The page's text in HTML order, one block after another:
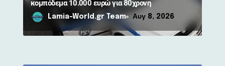
κομπόδεμα 10.000 ευρώ για 80χρονη
Lamia-World.gr Team Αυγ 8, 2026